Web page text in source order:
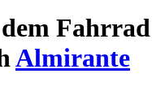
Fahrrad
Almirante